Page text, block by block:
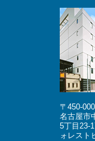
〒450-
名古屋市
5丁目23-
ォレスト